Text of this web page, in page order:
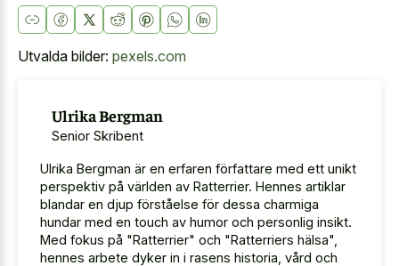
Utvalda bilder: pexels.com
Ulrika Bergman
Senior Skribent
Ulrika Bergman är en erfaren författare med ett unikt
perspektiv på världen av Ratterrier. Hennes artiklar
blandar en djup förståelse för dessa charmiga
hundar med en touch av humor och personlig insikt.
Med fokus på "Ratterrier" och "Ratterriers hälsa",
hennes arbete dyker in i rasens historia, vård och